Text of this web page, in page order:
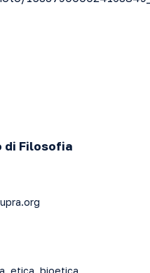
di Filosofia
etica, bioetica,